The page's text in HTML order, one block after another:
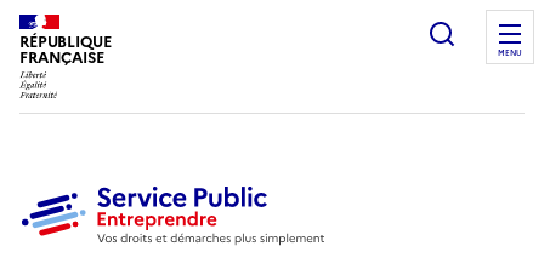
RÉPUBLIQUE
FRANÇAISE MENU